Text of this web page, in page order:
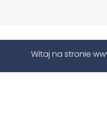
Witaj na stronie www -